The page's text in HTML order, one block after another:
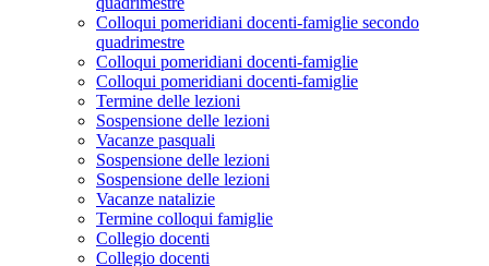
Colloqui pomeridiani docenti-famiglie secondo
quadrimestre
Colloqui pomeridiani docenti-famiglie
Colloqui pomeridiani docenti-famiglie
Termine delle lezioni
Sospensione delle lezioni
Vacanze pasquali
Sospensione delle lezioni
Sospensione delle lezioni
Vacanze natalizie
Termine colloqui famiglie
Collegio docenti
Collegio docenti